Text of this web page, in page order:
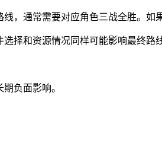
，通常需要对应角色三战全胜。如
择和资源情况同样可能影响最终路
负面影响。